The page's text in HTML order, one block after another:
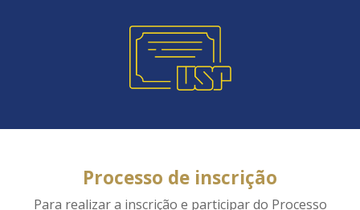
Processo de inscrição
Para realizar a inscrição e participar do Processo